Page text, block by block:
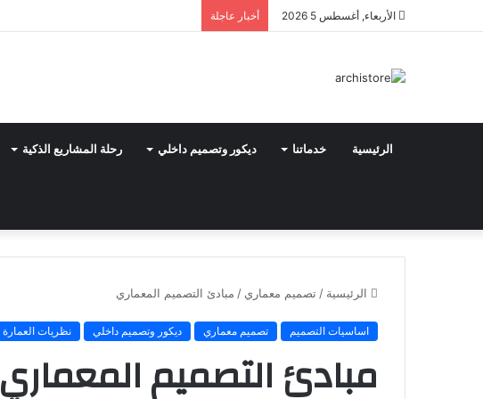
الأربعاء, أغسطس 5 2026 أخبار عاجلة
الرئيسية خدماتنا ديكور وتصميم داخلي رحلة المشاريع الذكية
الرئيسية / تصميم معماري / مبادئ التصميم المعماري
اساسيات التصميم تصميم معماري ديكور وتصميم داخلي نظريات العمارة
مبادئ التصميم المعماري